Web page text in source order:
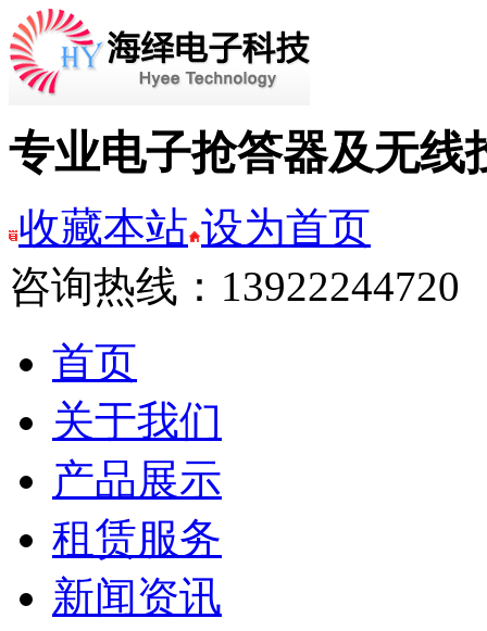
专业电子抢答器及无线
收藏本站 设为首页
咨询热线：13922244720
首页
关于我们
产品展示
租赁服务
新闻资讯